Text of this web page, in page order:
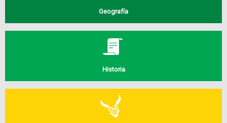
Geografía
Historia